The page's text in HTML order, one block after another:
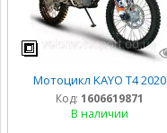
Мотоцикл KAYO T4 2020
Код: 1606619871
В наличии